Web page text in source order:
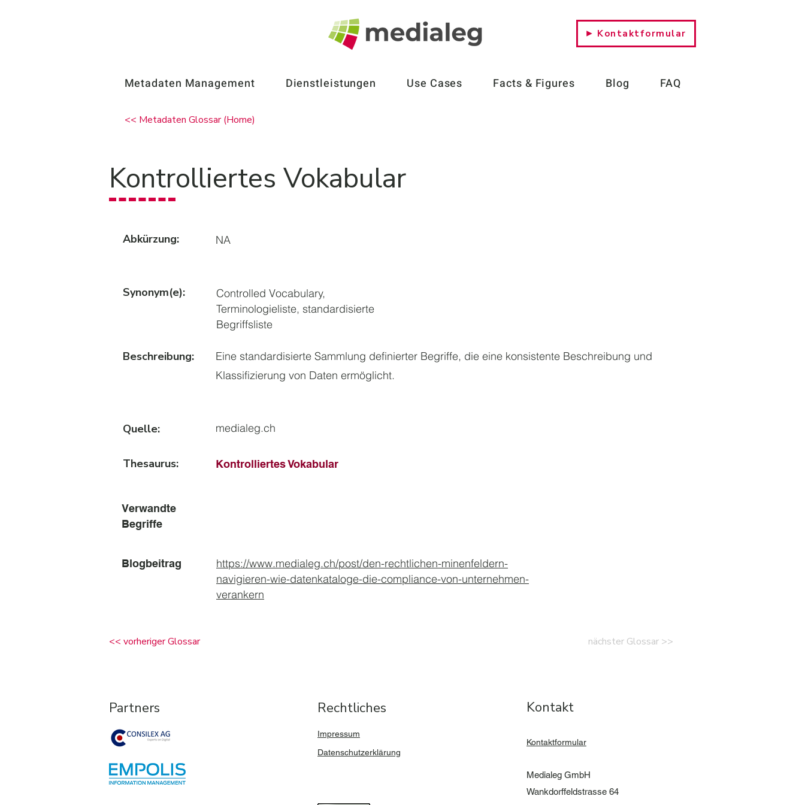
​Kontaktformular
Metadaten Management Dienstleistungen Use Cases Facts & Figures Blog FAQ
<< Metadaten Glossar (Home)
Kontrolliertes Vokabular
Abkürzung: NA
Synonym(e):
Controlled Vocabulary,
Terminologieliste, standardisierte
Begriffsliste
Beschreibung:
Eine standardisierte Sammlung definierter Begriffe, die eine konsistente Beschreibung und
Klassifizierung von Daten ermöglicht.
Quelle: medialeg.ch
Thesaurus: Kontrolliertes Vokabular
Verwandte
Begriffe
Blogbeitrag
https://www.medialeg.ch/post/den-rechtlichen-minenfeldern-
navigieren-wie-datenkataloge-die-compliance-von-unternehmen-
verankern
<< vorheriger Glossar nächster Glossar >>
Partners Rechtliches
Impressum
Datenschutzerklärung
Kontakt
​Kontaktformular
Medialeg GmbH
Wankdorffeldstrasse 64